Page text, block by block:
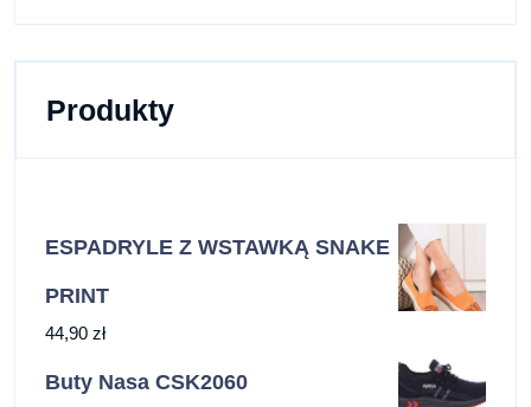
Produkty
ESPADRYLE Z WSTAWKĄ SNAKE
PRINT
44,90 zł
Buty Nasa CSK2060